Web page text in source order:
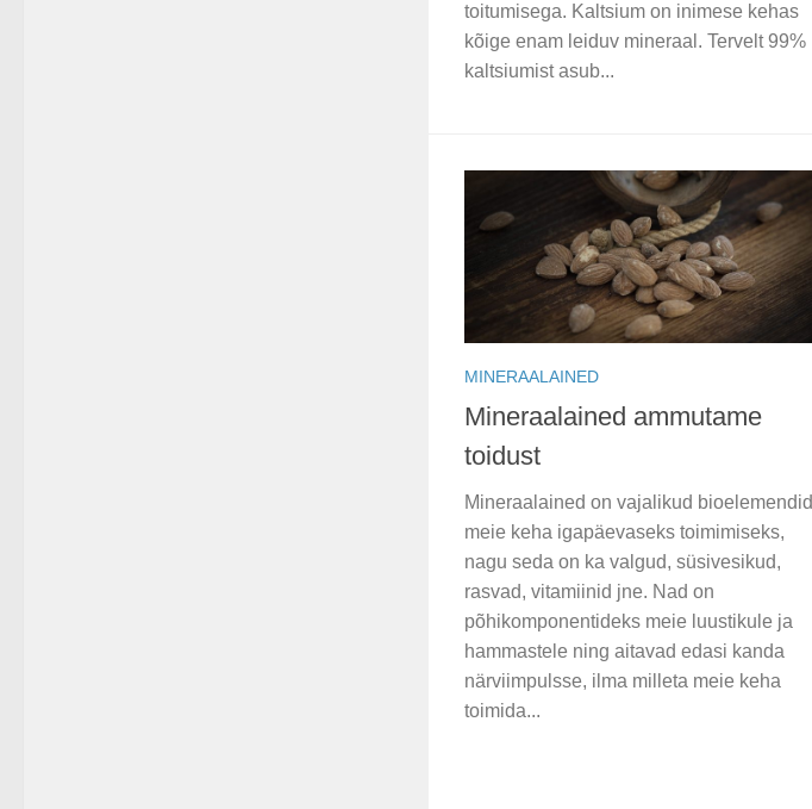
toitumisega. Kaltsium on inimese kehas
kõige enam leiduv mineraal. Tervelt 99%
kaltsiumist asub...
MINERAALAINED
Mineraalained ammutame
toidust
Mineraalained on vajalikud bioelemendid
meie keha igapäevaseks toimimiseks,
nagu seda on ka valgud, süsivesikud,
rasvad, vitamiinid jne. Nad on
põhikomponentideks meie luustikule ja
hammastele ning aitavad edasi kanda
närviimpulsse, ilma milleta meie keha
toimida...